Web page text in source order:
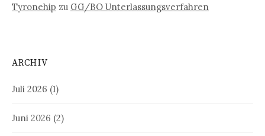
Tyronehip zu GG/BO Unterlassungsverfahren
ARCHIV
Juli 2026 (1)
Juni 2026 (2)